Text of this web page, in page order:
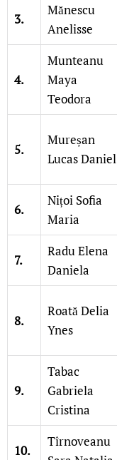
3.
Mănescu
Anelisse
4.
Munteanu
Maya
Teodora
5.
Mureșan
Lucas Daniel
6.
Nițoi Sofia
Maria
7.
Radu Elena
Daniela
8.
Roată Delia
Ynes
9.
Tabac
Gabriela
Cristina
10.
Tîrnoveanu